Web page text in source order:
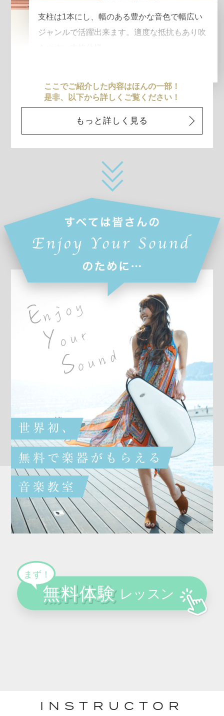
支柱は1本にし、幅のある豊かな音色で幅広い
ジャンルで活躍出来ます。適度な抵抗もあり吹
ここでご紹介した内容はほんの一部！
是非、以下から詳しくご覧ください！
もっと詳しく見る
INSTRUCTOR